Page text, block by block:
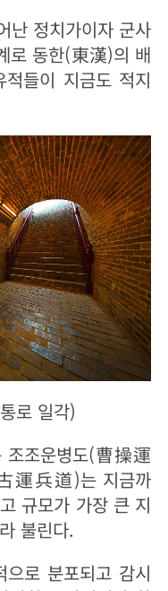
난 정치가이자 군사
로 동한(東漢)의 배
들이 지금도 적지
로 일각)
조조운병도(曹操運
運兵道)는 지금까
규모가 가장 큰 지
불린다.
으로 분포되고 감시